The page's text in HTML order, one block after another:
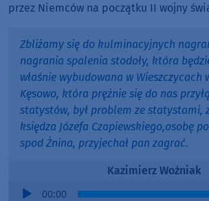
przez Niemców na początku II wojny
Zbliżamy się do kulminacyjnych
nagrania spalenia stodoły, która
właśnie wybudowana w Wieszczycach
Kęsowo, która prężnie się do nas
statystów, był problem ze statystami,
księdza Józefa Czapiewskiego,osobę
spod Żnina, przyjechał pan zagrać.
Kazimierz Woźniak
Audio
00:00